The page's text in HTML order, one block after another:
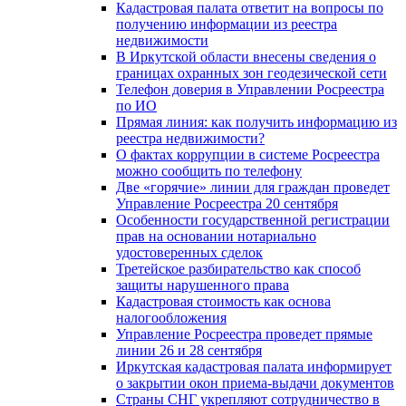
Кадастровая палата ответит на вопросы по
получению информации из реестра
недвижимости
В Иркутской области внесены сведения о
границах охранных зон геодезической сети
Телефон доверия в Управлении Росреестра
по ИО
Прямая линия: как получить информацию из
реестра недвижимости?
О фактах коррупции в системе Росреестра
можно сообщить по телефону
Две «горячие» линии для граждан проведет
Управление Росреестра 20 сентября
Особенности государственной регистрации
прав на основании нотариально
удостоверенных сделок
Третейское разбирательство как способ
защиты нарушенного права
Кадастровая стоимость как основа
налогообложения
Управление Росреестра проведет прямые
линии 26 и 28 сентября
Иркутская кадастровая палата информирует
о закрытии окон приема-выдачи документов
Страны СНГ укрепляют сотрудничество в